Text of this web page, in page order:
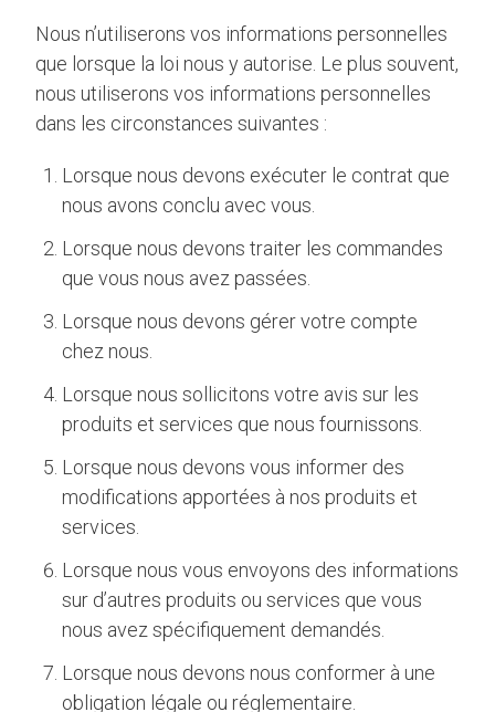
Nous n’utiliserons vos informations personnelles
que lorsque la loi nous y autorise. Le plus souvent,
nous utiliserons vos informations personnelles
dans les circonstances suivantes :
Lorsque nous devons exécuter le contrat que
nous avons conclu avec vous.
Lorsque nous devons traiter les commandes
que vous nous avez passées.
Lorsque nous devons gérer votre compte
chez nous.
Lorsque nous sollicitons votre avis sur les
produits et services que nous fournissons.
Lorsque nous devons vous informer des
modifications apportées à nos produits et
services.
Lorsque nous vous envoyons des informations
sur d’autres produits ou services que vous
nous avez spécifiquement demandés.
Lorsque nous devons nous conformer à une
obligation légale ou réglementaire.